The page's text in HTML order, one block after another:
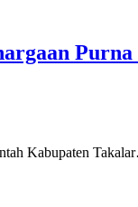
Kabupaten